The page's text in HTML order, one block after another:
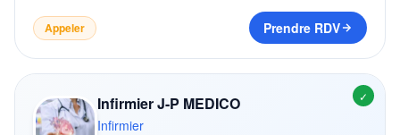
Appeler Prendre RDV
✓
Infirmier J-P MEDICO
Infirmier